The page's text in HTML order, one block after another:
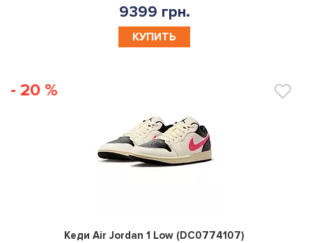
9399 грн.
КУПИТЬ
- 20 %
0
Кеди Air Jordan 1 Low (DC0774107)